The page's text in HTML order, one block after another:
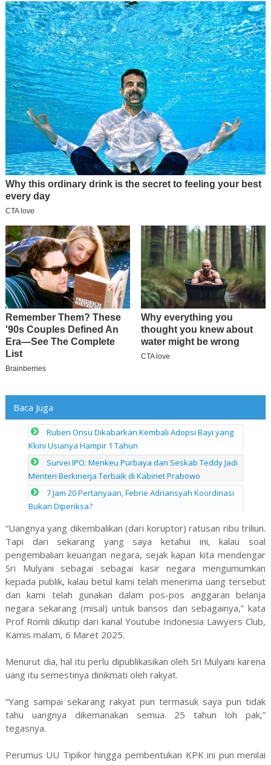
Baca Juga
Ruben Onsu Dikabarkan Kembali Adopsi Bayi yang
Kkini Usianya Hampir 1 Tahun
Survei IPO: Menkeu Purbaya dan Seskab Teddy Jadi
Menteri Berkinerja Terbaik di Kabinet Prabowo
7 Jam 20 Pertanyaan, Febrie Adriansyah Koordinasi
Bukan Diperiksa?
“Uangnya yang dikembalikan (dari koruptor) ratusan ribu triliun.
Tapi dari sekarang yang saya ketahui ini, kalau soal
pengembalian keuangan negara, sejak kapan kita mendengar
Sri Mulyani sebagai sebagai kasir negara mengumumkan
kepada publik, kalau betul kami telah menerima uang tersebut
dan kami telah gunakan dalam pos-pos anggaran belanja
negara sekarang (misal) untuk bansos dan sebagainya,” kata
Prof Romli dikutip dari kanal Youtube Indonesia Lawyers Club,
Kamis malam, 6 Maret 2025.
Menurut dia, hal itu perlu dipublikasikan oleh Sri Mulyani karena
uang itu semestinya dinikmati oleh rakyat.
“Yang sampai sekarang rakyat pun termasuk saya pun tidak
tahu uangnya dikemanakan semua. 25 tahun loh pak,”
tegasnya.
Perumus UU Tipikor hingga pembentukan KPK ini pun menilai